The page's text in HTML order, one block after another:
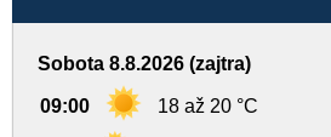
Sobota 8.8.2026 (zajtra)
09:00 18 až 20 °C